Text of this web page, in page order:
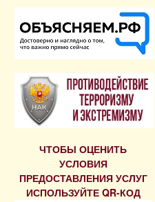
ЧТОБЫ ОЦЕНИТЬ
УСЛОВИЯ
ПРЕДОСТАВЛЕНИЯ УСЛУГ
ИСПОЛЬЗУЙТЕ QR-КОД